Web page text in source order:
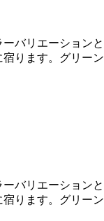
バリエーション
ります。グリー
バリエーション
ります。グリー